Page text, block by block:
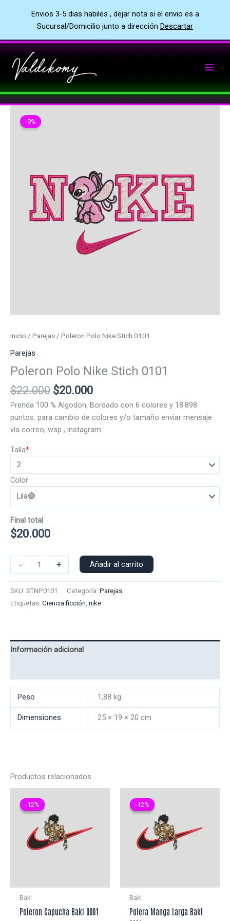
Envios 3-5 dias habiles , dejar nota si el envio es a
Sucursal/Domicilio junto a dirección Descartar
al
contenido
-9%
Inicio / Parejas / Poleron Polo Nike Stich 0101
Parejas
Poleron Polo Nike Stich 0101
$22.000 El
precio
original
era:
$20.000El
precio
actual
es:
Prenda 100 % Algodon, Bordado con 6 colores y 18.898
puntos. para cambio de colores y/o tamaño enviar mensaje
vía correo, wsp , instagram.
*
Talla
Color
Final total
$20.000
-
Polo
+ Añadir al carrito
SKU: STNP0101 Categoría: Parejas
Etiquetas: Ciencia ficción, nike
Información adicional
Peso 1,88 kg
Dimensiones 25 × 19 × 20 cm
Productos relacionados
-12%
-12%
Baki
Poleron Capucha Baki 0001
-12%
-12%
Baki
Polera Manga Larga Baki